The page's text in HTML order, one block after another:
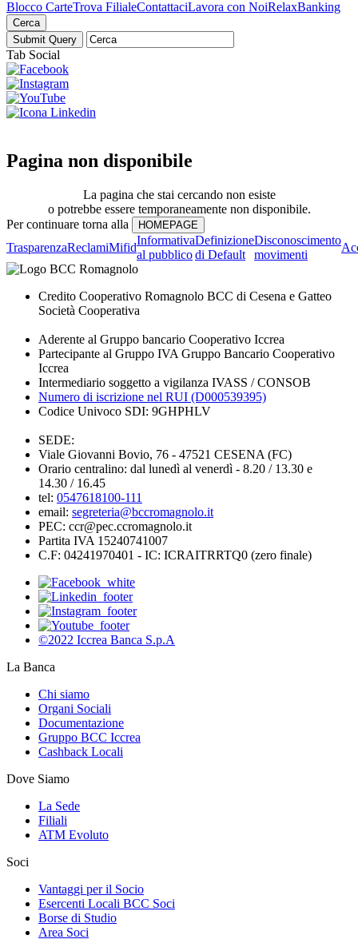
Blocco CarteTrova FilialeContattaciLavora con NoiRelaxBanking
Cerca
Tab Social
Pagina non disponibile
La pagina che stai cercando non esiste
o potrebbe essere temporaneamente non disponibile.
Per continuare torna alla
TrasparenzaReclamiMifid
Informativa
al pubblico
Definizione
di Default
Disconoscimento
movimenti
Credito Cooperativo Romagnolo BCC di Cesena e Gatteo
Società Cooperativa
Aderente al Gruppo bancario Cooperativo Iccrea
Partecipante al Gruppo IVA Gruppo Bancario Cooperativo
Iccrea
Intermediario soggetto a vigilanza IVASS / CONSOB
Numero di iscrizione nel RUI (D000539395)
Codice Univoco SDI: 9GHPHLV
SEDE:
Viale Giovanni Bovio, 76 - 47521 CESENA (FC)
Orario centralino: dal lunedì al venerdì - 8.20 / 13.30 e
14.30 / 16.45
tel: 0547618100-111
email: segreteria@bccromagnolo.it
PEC: ccr@pec.ccromagnolo.it
Partita IVA 15240741007
C.F: 04241970401 - IC: ICRAITRRTQ0 (zero finale)
©2022 Iccrea Banca S.p.A
La Banca
Chi siamo
Organi Sociali
Documentazione
Gruppo BCC Iccrea
Cashback Locali
Dove Siamo
La Sede
Filiali
ATM Evoluto
Soci
Vantaggi per il Socio
Esercenti Locali BCC Soci
Borse di Studio
Area Soci